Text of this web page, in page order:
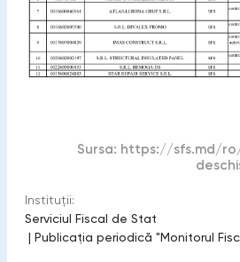
Sursa: https://sfs.md/
Instituții:
Serviciul Fiscal de Stat
| Publicaţia periodică "Monitorul